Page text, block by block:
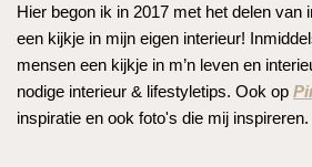
Hier begon ik in 2017 met het delen van
een kijkje in mijn eigen interieur!
mensen een kijkje in m’n leven en
nodige interieur & lifestyletips. Ook op
inspiratie en ook foto's die mij inspireren.